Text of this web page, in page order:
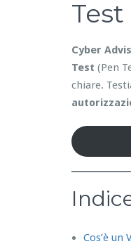
Test
Cyber
Test (Pen
chiare.
Cos’è un